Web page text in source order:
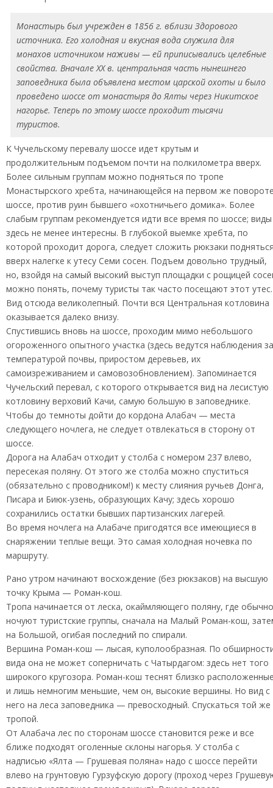
Монастырь был учрежден в 1856 г. вблизи Здорового
источника. Его холодная и вкусная вода служила для
монахов источником наживы — ей приписывались целебные
свойства. Вначале XX в. центральная часть нынешнего
заповедника была объявлена местом царской охоты и было
проведено шоссе от монастыря до Ялты через Никитское
нагорье. Теперь по этому шоссе проходит тысячи
туристов.
К Чучельскому перевалу шоссе идет крутым и
продолжительным подъемом почти на полкилометра вверх.
Более сильным группам можно подняться по тропе
Монастырского хребта, начинающейся на первом же
шоссе, против руин бывшего «охотничьего домика». Более
слабым группам рекомендуется идти все время по шоссе; виды
здесь не менее интересны. В глубокой выемке хребта, по
которой проходит дорога, следует сложить рюкзаки
вверх налегке к утесу Семи сосен. Подъем довольно трудный,
но, взойдя на самый высокий выступ площадки с рощицей
можно понять, почему туристы так часто посещают этот утес.
Вид отсюда великолепный. Почти вся Центральная котловина
оказывается далеко внизу.
Спустившись вновь на шоссе, проходим мимо небольшого
огороженного опытного участка (здесь ведутся наблюдения за
температурой почвы, приростом деревьев, их
самоизреживанием и самовозобновлением). Запоминается
Чучельский перевал, с которого открывается вид на лесистую
котловину верховий Качи, самую большую в заповеднике.
Чтобы до темноты дойти до кордона Алабач — места
следующего ночлега, не следует отвлекаться в сторону от
шоссе.
Дорога на Алабач отходит у столба с номером 237 влево,
пересекая поляну. От этого же столба можно спуститься
(обязательно с проводником!) к месту слияния ручьев Донга,
Писара и Биюк-узень, образующих Качу; здесь хорошо
сохранились остатки бывших партизанских лагерей.
Во время ночлега на Алабаче пригодятся все имеющиеся в
снаряжении теплые вещи. Это самая холодная ночевка по
маршруту.
Рано утром начинают восхождение (без рюкзаков) на высшую
точку Крыма — Роман-кош.
Тропа начинается от леска, окаймляющего поляну, где обычно
ночуют туристские группы, сначала на Малый Роман-кош,
на Большой, огибая последний по спирали.
Вершина Роман-кош — лысая, куполообразная. По
вида она не может соперничать с Чатырдагом: здесь нет того
широкого кругозора. Роман-кош теснят близко
и лишь немногим меньшие, чем он, высокие вершины. Но вид с
него на леса заповедника — превосходный. Спускаться той же
тропой.
От Алабача лес по сторонам шоссе становится реже и все
ближе подходят оголенные склоны нагорья. У столба с
надписью «Ялта — Грушевая поляна» надо с шоссе перейти
влево на грунтовую Гурзуфскую дорогу (проход через